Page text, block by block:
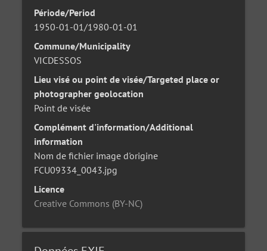
Période/Period
1950-01-01/1980-01-01
Commune/Municipality
VICDESSOS
Lieu visé ou point de visée/Targeted place or
photographer geolocation
Point de visée
Complément d'information/Additional
information
Nom de fichier image d'origine
FCU09334_0043.jpg
Licence
Creative Commons (BY-NC)